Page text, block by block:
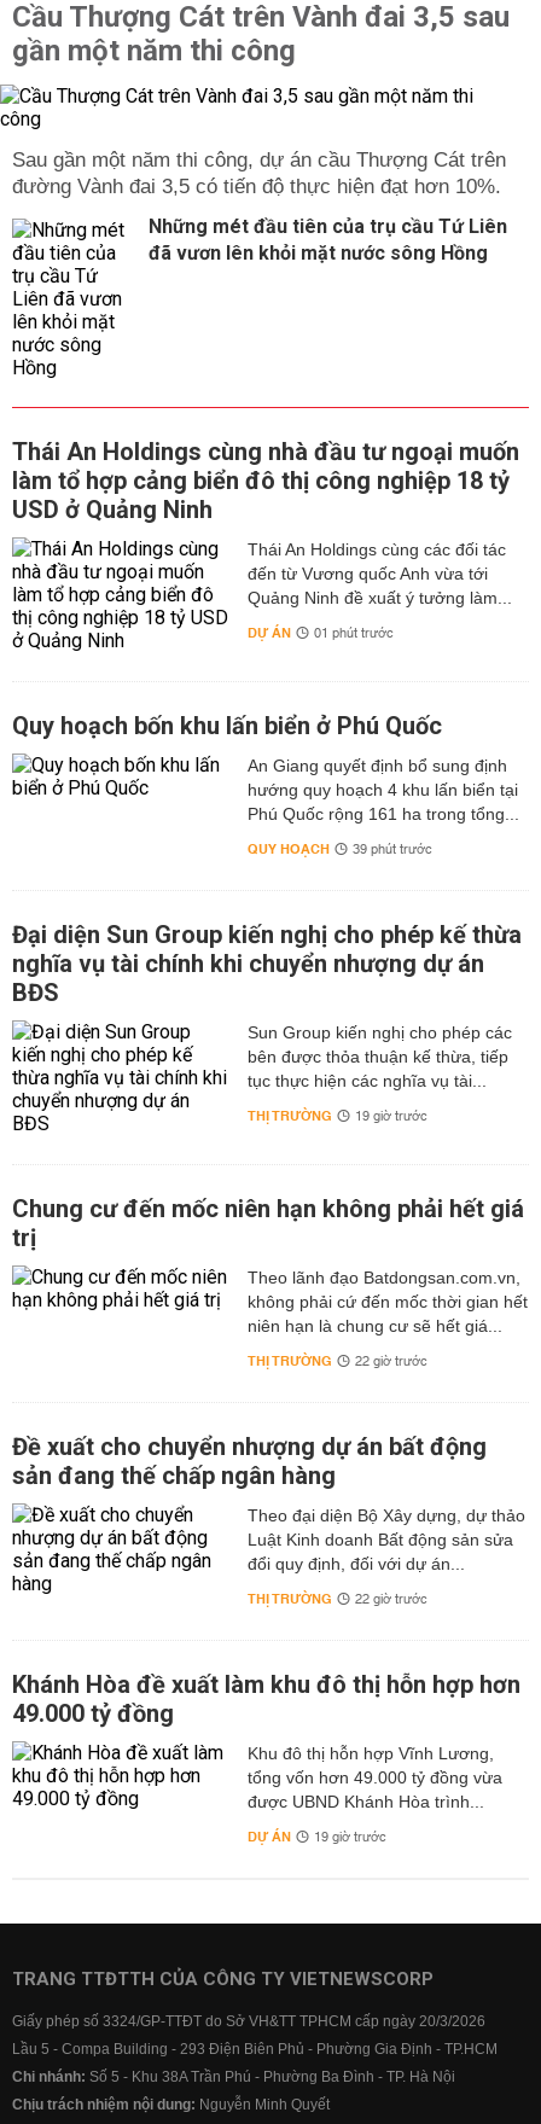
Cầu Thượng Cát trên Vành đai 3,5 sau
gần một năm thi công
Sau gần một năm thi công, dự án cầu Thượng Cát trên
đường Vành đai 3,5 có tiến độ thực hiện đạt hơn 10%.
Những mét đầu tiên của trụ cầu Tứ Liên
đã vươn lên khỏi mặt nước sông Hồng
Thái An Holdings cùng nhà đầu tư ngoại muốn
làm tổ hợp cảng biển đô thị công nghiệp 18 tỷ
USD ở Quảng Ninh
Thái An Holdings cùng các đối tác
đến từ Vương quốc Anh vừa tới
Quảng Ninh đề xuất ý tưởng làm...
DỰ ÁN 01 phút trước
Quy hoạch bốn khu lấn biển ở Phú Quốc
An Giang quyết định bổ sung định
hướng quy hoạch 4 khu lấn biển tại
Phú Quốc rộng 161 ha trong tổng...
QUY HOẠCH 39 phút trước
Đại diện Sun Group kiến nghị cho phép kế thừa
nghĩa vụ tài chính khi chuyển nhượng dự án
BĐS
Sun Group kiến nghị cho phép các
bên được thỏa thuận kế thừa, tiếp
tục thực hiện các nghĩa vụ tài...
THỊ TRƯỜNG 19 giờ trước
Chung cư đến mốc niên hạn không phải hết giá
trị
Theo lãnh đạo Batdongsan.com.vn,
không phải cứ đến mốc thời gian hết
niên hạn là chung cư sẽ hết giá...
THỊ TRƯỜNG 22 giờ trước
Đề xuất cho chuyển nhượng dự án bất động
sản đang thế chấp ngân hàng
Theo đại diện Bộ Xây dựng, dự thảo
Luật Kinh doanh Bất động sản sửa
đổi quy định, đối với dự án...
THỊ TRƯỜNG 22 giờ trước
Khánh Hòa đề xuất làm khu đô thị hỗn hợp hơn
49.000 tỷ đồng
Khu đô thị hỗn hợp Vĩnh Lương,
tổng vốn hơn 49.000 tỷ đồng vừa
được UBND Khánh Hòa trình...
DỰ ÁN 19 giờ trước
TRANG TTĐTTH CỦA CÔNG TY VIETNEWSCORP
Giấy phép số 3324/GP-TTĐT do Sở VH&TT TPHCM cấp ngày 20/3/2026
Lầu 5 - Compa Building - 293 Điện Biên Phủ - Phường Gia Định - TP.HCM
Chi nhánh: Số 5 - Khu 38A Trần Phú - Phường Ba Đình - TP. Hà Nội
Chịu trách nhiệm nội dung: Nguyễn Minh Quyết